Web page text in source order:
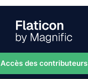
Accès des contributeurs